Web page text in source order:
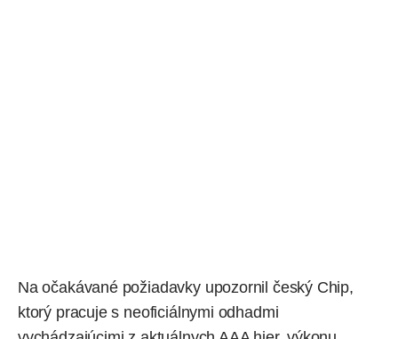
Na očakávané požiadavky upozornil český Chip,
ktorý pracuje s neoficiálnymi odhadmi